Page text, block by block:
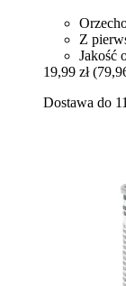
Z
Jakość
19,99 zł
Dostawa do